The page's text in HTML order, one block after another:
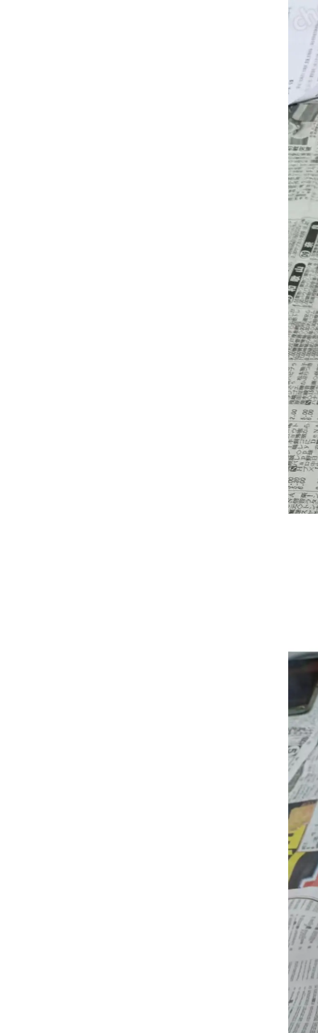
环境温度
保护结构
端接
安装姿势
材质：本体
材质：隔膜